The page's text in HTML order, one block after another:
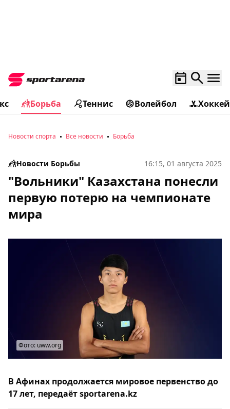
Борьба Теннис Волейбол Хоккей
Новости спорта Все новости Борьба
Новости Борьбы 16:15, 01 августа 2025
"Вольники" Казахстана понесли
первую потерю на чемпионате
мира
Фото: uww.org
В Афинах продолжается мировое первенство до
17 лет, передаёт sportarena.kz